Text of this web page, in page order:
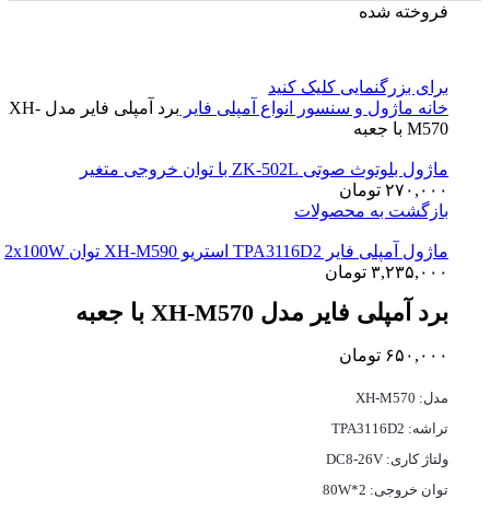
فروخته شده
برای بزرگنمایی کلیک کنید
خانه ماژول و سنسور انواع آمپلی فایر
برد آمپلی فایر مدل XH-
M570 با جعبه
ماژول بلوتوث صوتی ZK-502L با توان خروجی متغیر
۲۷۰,۰۰۰ تومان
بازگشت به محصولات
ماژول آمپلی فایر TPA3116D2 استریو XH-M590 توان 2x100W
۳,۲۳۵,۰۰۰ تومان
برد آمپلی فایر مدل XH-M570 با جعبه
۶۵۰,۰۰۰ تومان
مدل: XH-M570
تراشه: TPA3116D2
ولتاژ کاری: DC8-26V
توان خروجی: 2*80W